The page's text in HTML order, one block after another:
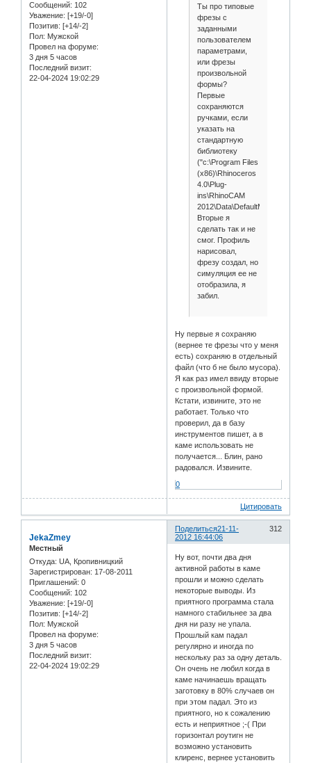
Сообщений: 102
Уважение: [+19/-0]
Позитив: [+14/-2]
Пол: Мужской
Провел на форуме:
3 дня 5 часов
Последний визит:
22-04-2024 19:02:29
Ты про типовые
фрезы с
заданными
пользователем
параметрами,
или фрезы
произвольной
формы?
Первые
сохраняются
ручками, если
указать на
стандартную
библиотеку
("c:\Program Files
(x86)\Rhinoceros
4.0\Plug-
ins\RhinoCAM
Вторые я
сделать так и не
смог. Профиль
нарисовал,
фрезу создал, но
симуляция ее не
отобразила, я
забил.
Ну первые я сохраняю
(вернее те фрезы что у меня
есть) сохраняю в отдельный
файл (что б не было мусора).
Я как раз имел ввиду вторые
с произвольной формой.
Кстати, извините, это не
работает. Только что
проверил, да в базу
инструментов пишет, а в
каме использовать не
получается... Блин, рано
радовался. Извините.
0
Цитировать
Поделиться 312
21-11-
2012 16:44:06
JekaZmey
Местный
Откуда: UA, Кропивницкий
Зарегистрирован: 17-08-2011
Приглашений: 0
Сообщений: 102
Уважение: [+19/-0]
Позитив: [+14/-2]
Пол: Мужской
Провел на форуме:
3 дня 5 часов
Последний визит:
22-04-2024 19:02:29
Ну вот, почти два дня
активной работы в каме
прошли и можно сделать
некоторые выводы. Из
приятного программа стала
намного стабильнее за два
дня ни разу не упала.
Прошлый кам падал
регулярно и иногда по
нескольку раз за одну деталь.
Он очень не любил когда в
каме начинаешь вращать
заготовку в 80% случаев он
при этом падал. Это из
приятного, но к сожалению
есть и неприятное ;-( При
горизонтал роутигн не
возможно установить
клиренс, вернее установить